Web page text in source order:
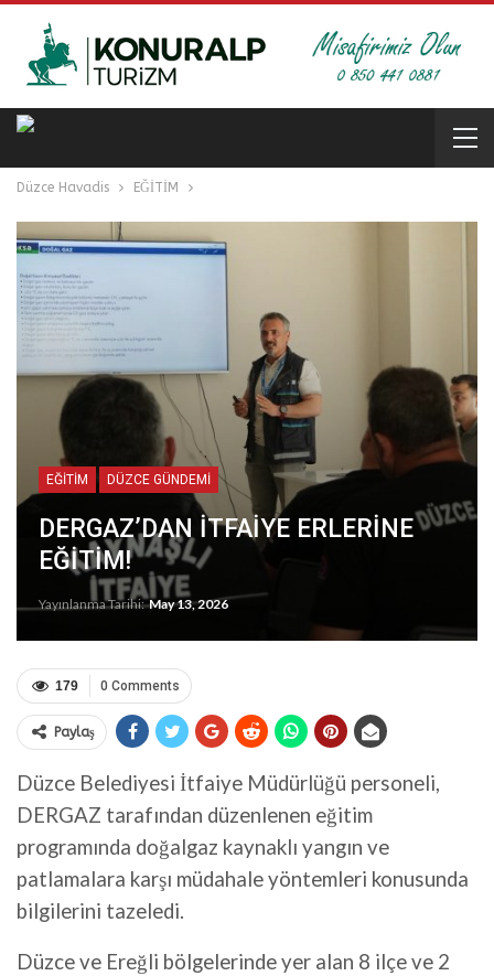
Düzce Havadis EĞİTİM
EĞİTİM DÜZCE GÜNDEMİ
DERGAZ’DAN İTFAİYE ERLERİNE
EĞİTİM!
Yayınlanma Tarihi:May 13, 2026
0 Comments
179
Paylaş
Düzce Belediyesi İtfaiye Müdürlüğü personeli,
DERGAZ tarafından düzenlenen eğitim
programında doğalgaz kaynaklı yangın ve
patlamalara karşı müdahale yöntemleri konusunda
bilgilerini tazeledi.
Düzce ve Ereğli bölgelerinde yer alan 8 ilçe ve 2